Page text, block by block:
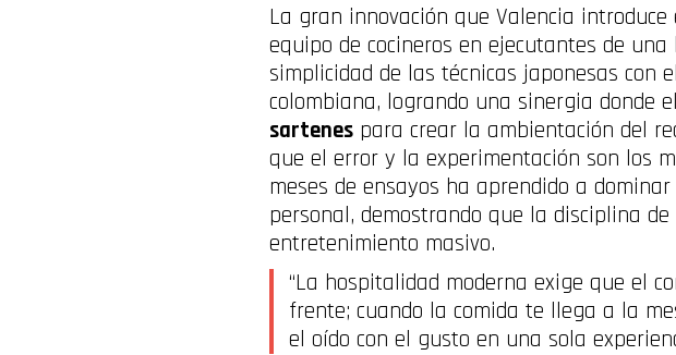
La gran innovación que Valencia
equipo de cocineros en ejecutantes de
simplicidad de las técnicas japonesas con
colombiana, logrando una sinergia donde
sartenes para crear la ambientación del
que el error y la experimentación son los
meses de ensayos ha aprendido a
personal, demostrando que la disciplina
entretenimiento masivo.
“La hospitalidad moderna exige que el
frente; cuando la comida te llega a la
el oído con el gusto en una sola